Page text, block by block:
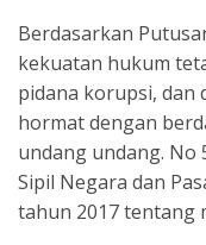
Berdasarkan
kekuatan hukum
pidana korupsi, dan
hormat dengan
undang undang. No
Sipil Negara dan
tahun 2017 tentang